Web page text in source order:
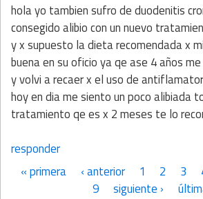
hola yo tambien sufro de duodenitis
consegido alibio con un nuevo
y x supuesto la dieta recomendada x
buena en su oficio ya qe ase 4 años
y volvi a recaer x el uso de
hoy en dia me siento un poco alibiada
tratamiento qe es x 2 meses te lo
responder
Páginas
« primera ‹ anterior 1 2 3
9
siguiente ›